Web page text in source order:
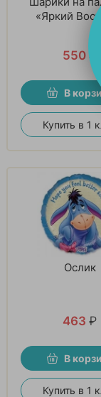
«Яркий
550₽
В
Купить в 1
Ослик
463 ₽
В
Купить в 1